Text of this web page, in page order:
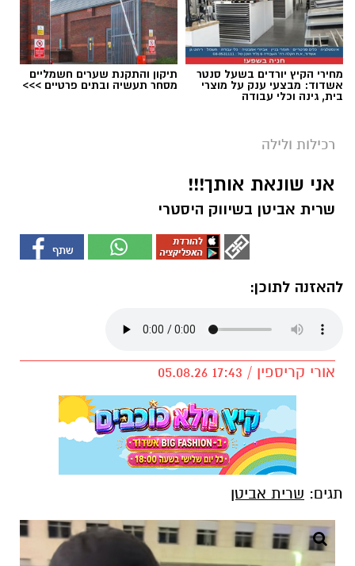
מחירי הקיץ יורדים בשעל סנטר
אשדוד: מבצעי ענק על מוצרי
בית, גינה וכלי עבודה
תיקון והתקנת שערים חשמליים
מסחר תעשיה ובתים פרטיים >>>
רכילות ולילה
אני שונאת אותך!!!
שרית אביטן בשיווק היסטרי
להאזנה לתוכן:
אורי קריספין / 17:43 05.08.26
תגים: שרית אביטן